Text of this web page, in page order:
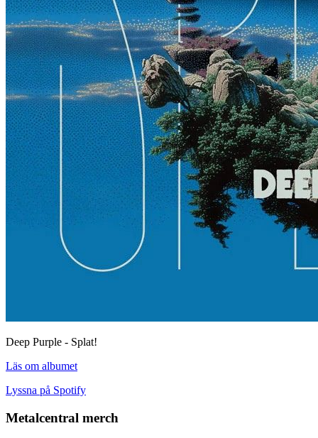
Deep Purple - Splat!
Läs om albumet
Lyssna på Spotify
Metalcentral merch